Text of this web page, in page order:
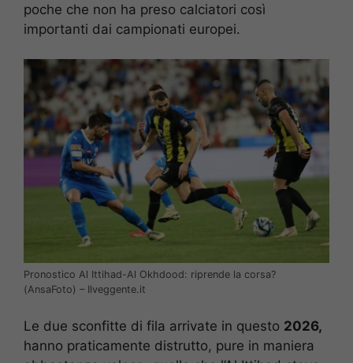
poche che non ha preso calciatori così
importanti dai campionati europei.
Pronostico Al Ittihad-Al Okhdood: riprende la corsa?
(AnsaFoto) – Ilveggente.it
Le due sconfitte di fila arrivate in questo 2026,
hanno praticamente distrutto, pure in maniera